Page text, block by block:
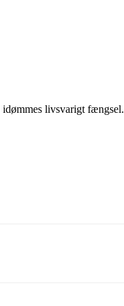
idømmes livsvarigt fængsel.